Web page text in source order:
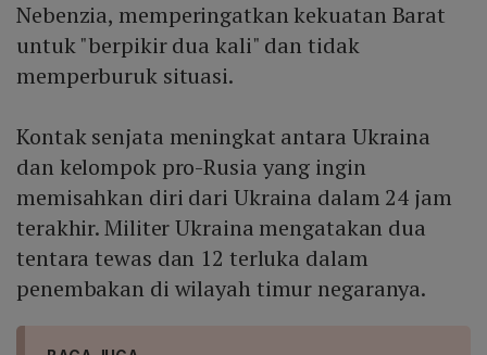
Nebenzia, memperingatkan kekuatan Barat
untuk "berpikir dua kali" dan tidak
memperburuk situasi.
Kontak senjata meningkat antara Ukraina
dan kelompok pro-Rusia yang ingin
memisahkan diri dari Ukraina dalam 24 jam
terakhir. Militer Ukraina mengatakan dua
tentara tewas dan 12 terluka dalam
penembakan di wilayah timur negaranya.